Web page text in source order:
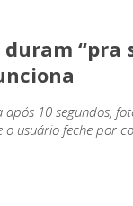
“pra
após 10 segundos,
o usuário feche por